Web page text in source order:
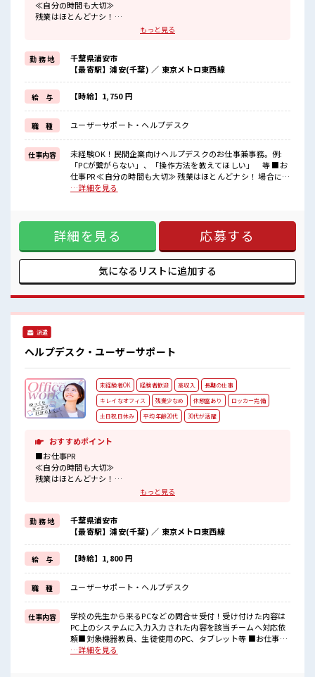
≪自分の時間も大切≫
残業はほとんどナシ！
場合によってはお願いすることもあります♪
新しいことにチャレンジするのは不安だけど、
しっかり働く環境が整っています！
イチからスキルUP・ステップUP目指していきましょう！
≪自分に合った期間で働ける≫
福利厚生が整った派遣のお仕事です！
■職場の雰囲気
活気あふれる20代活躍中の職場です☆
一息つける休憩スペースもあります！
持ち物が多いあなたにもぴったり☆
ロッカー付き職場♪
高収入もバッチリ目指せますよ！
もっと見る
勤 務 地
千葉県浦安市
【最寄駅】浦安(千葉) ／ 東京メトロ東西線
給 与 【時給】1,750 円
職 種 ユーザーサポート・ヘルプデスク
仕事内容
未経験OK！民間企業向けヘルプデスクのお仕事兼事務。例:
「PCが繋がらない」、「操作方法を教えてほしい」 等 ■お
仕事PR ≪自分の時間も大切≫ 残業はほとんどナシ！ 場合によ
ってはお願いすることもあります♪ ≪初めての仕事だけど自
ステップUP目指していきましょう！ ≪自分に合った期間で働
ける≫ 福利厚生が整った派遣のお仕事です！ ■職場の雰囲気
活気あふれる20代活躍中の職場です☆ 一息つける休憩スペー
スもあります！ 持ち物が多いあなたにもぴったり☆ ロッカー
付き職場♪ 高収入もバッチリ目指せますよ！
…詳細を見る
詳細を見る 応募する
気になるリストに追加する
派遣
ヘルプデスク・ユーザーサポート
未経験者OK 経験者歓迎 高収入
長期の仕事
キレイなオフィス
残業少なめ 休憩室あり
ロッカー完備
土日祝日休み
平均年齢20代 30代が活躍
おすすめポイント
■お仕事PR
≪自分の時間も大切≫
残業はほとんどナシ！
場合によってはお願いすることもあります♪
家族や友人と一緒にプライベート満喫！
≪未経験の方も大カンゲイ≫
新しいことにチャレンジするのは不安だけど、
しっかり働く環境が整っています！
イチからスキルUP・ステップUP目指していきましょう！
≪様々なお仕事をご提案≫
一人で悩まず気軽に相談できる、
派遣のお仕事です！
■職場の雰囲気
活気あふれる20代活躍中の職場です☆
一息つける休憩スペースもあります！
持ち物が多いあなたにもぴったり☆
もっと見る
勤 務 地
千葉県浦安市
【最寄駅】浦安(千葉) ／ 東京メトロ東西線
給 与 【時給】1,800 円
職 種 ユーザーサポート・ヘルプデスク
仕事内容
学校の先生から来るPCなどの問合せ受付！受け付けた内容は
PC上のシステムに入力入力された内容を該当チームへ対応依
頼■対象機器教員、生徒使用のPC、タブレット等 ■お仕事PR
≪自分の時間も大切≫ 残業はほとんどナシ！ 場合によっては
…詳細を見る